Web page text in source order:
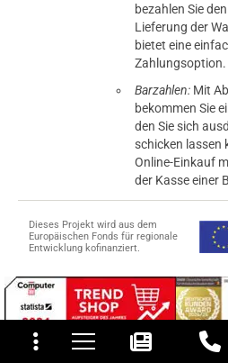
und
bezahlen Sie
Lieferung der
bietet eine
Zahlungsoption.
Barzahlen: Mit
bekommen Sie
den Sie sich
schicken lassen
Online-Einkauf
der Kasse einer
Dieses Projekt wird aus dem
Europäischen Fonds für regionale
Entwicklung kofinanziert.